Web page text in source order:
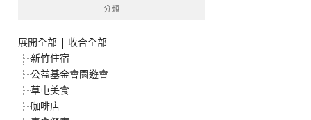
分類
展開全部 | 收合全部
新竹住宿
公益基金會園遊會
草屯美食
咖啡店